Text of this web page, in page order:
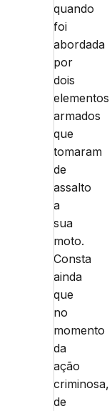
quando
foi
abordada
por
dois
elementos
armados
que
tomaram
de
assalto
a
sua
moto.
Consta
ainda
que
no
momento
da
ação
criminosa,
de